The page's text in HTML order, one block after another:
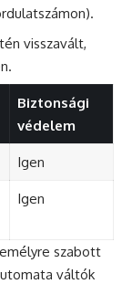
visszavált,
Biztonsági
védelem
Igen
Igen
szabott
váltók